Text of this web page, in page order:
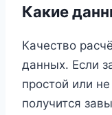
Какие
Качество
данных. Если
простой или
получится